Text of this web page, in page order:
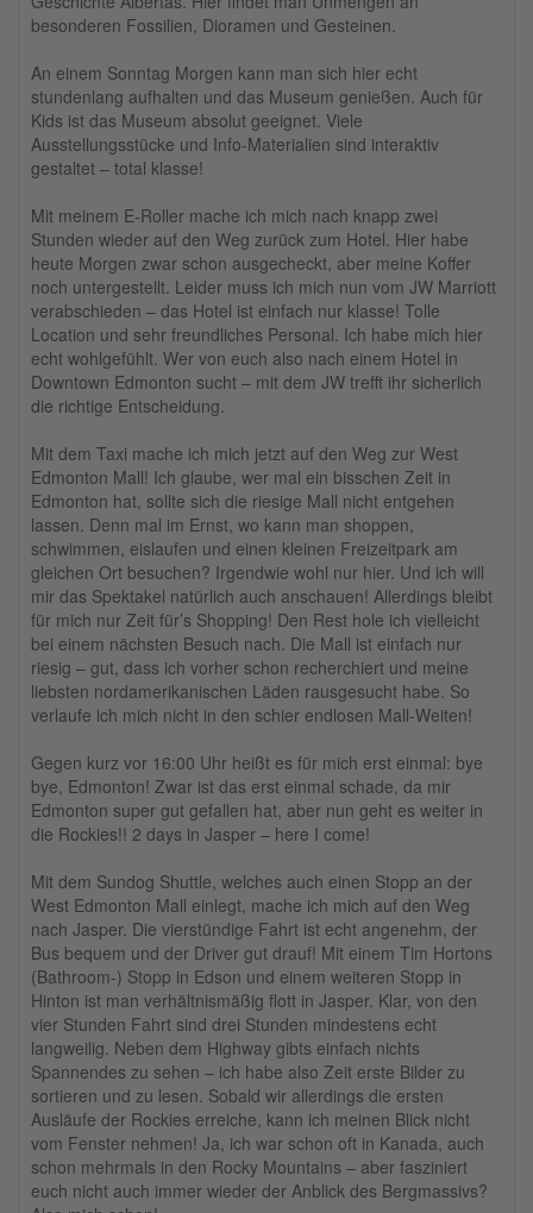
besonderen Fossilien, Dioramen und Gesteinen.
An einem Sonntag Morgen kann man sich hier echt
stundenlang aufhalten und das Museum genießen. Auch für
Kids ist das Museum absolut geeignet. Viele
Ausstellungsstücke und Info-Materialien sind interaktiv
gestaltet – total klasse!
Mit meinem E-Roller mache ich mich nach knapp zwei
Stunden wieder auf den Weg zurück zum Hotel. Hier habe
heute Morgen zwar schon ausgecheckt, aber meine Koffer
noch untergestellt. Leider muss ich mich nun vom JW Marriott
verabschieden – das Hotel ist einfach nur klasse! Tolle
Location und sehr freundliches Personal. Ich habe mich hier
echt wohlgefühlt. Wer von euch also nach einem Hotel in
Downtown Edmonton sucht – mit dem JW trefft ihr sicherlich
die richtige Entscheidung.
Mit dem Taxi mache ich mich jetzt auf den Weg zur West
Edmonton Mall! Ich glaube, wer mal ein bisschen Zeit in
Edmonton hat, sollte sich die riesige Mall nicht entgehen
lassen. Denn mal im Ernst, wo kann man shoppen,
schwimmen, eislaufen und einen kleinen Freizeitpark am
gleichen Ort besuchen? Irgendwie wohl nur hier. Und ich will
mir das Spektakel natürlich auch anschauen! Allerdings bleibt
für mich nur Zeit für’s Shopping! Den Rest hole ich vielleicht
bei einem nächsten Besuch nach. Die Mall ist einfach nur
riesig – gut, dass ich vorher schon recherchiert und meine
liebsten nordamerikanischen Läden rausgesucht habe. So
verlaufe ich mich nicht in den schier endlosen Mall-Weiten!
Gegen kurz vor 16:00 Uhr heißt es für mich erst einmal: bye
bye, Edmonton! Zwar ist das erst einmal schade, da mir
Edmonton super gut gefallen hat, aber nun geht es weiter in
die Rockies!! 2 days in Jasper – here I come!
Mit dem Sundog Shuttle, welches auch einen Stopp an der
West Edmonton Mall einlegt, mache ich mich auf den Weg
nach Jasper. Die vierstündige Fahrt ist echt angenehm, der
Bus bequem und der Driver gut drauf! Mit einem Tim Hortons
(Bathroom-) Stopp in Edson und einem weiteren Stopp in
Hinton ist man verhältnismäßig flott in Jasper. Klar, von den
vier Stunden Fahrt sind drei Stunden mindestens echt
langweilig. Neben dem Highway gibts einfach nichts
Spannendes zu sehen – ich habe also Zeit erste Bilder zu
sortieren und zu lesen. Sobald wir allerdings die ersten
Ausläufe der Rockies erreiche, kann ich meinen Blick nicht
vom Fenster nehmen! Ja, ich war schon oft in Kanada, auch
schon mehrmals in den Rocky Mountains – aber fasziniert
euch nicht auch immer wieder der Anblick des Bergmassivs?